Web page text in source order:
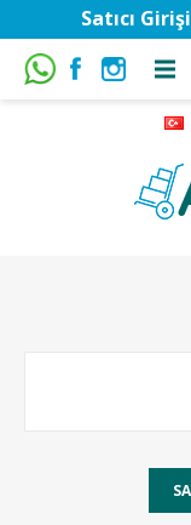
Satıcı Girişi